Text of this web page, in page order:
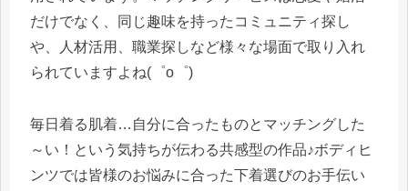
だけでなく、同じ趣味を持ったコミュニティ探し
や、人材活用、職業探しなど様々な場面で取り入れ
られていますよね(゜o゜)
毎日着る肌着…自分に合ったものとマッチングした
～い！という気持ちが伝わる共感型の作品♪ボディヒ
ンツでは皆様のお悩みに合った下着選びのお手伝い